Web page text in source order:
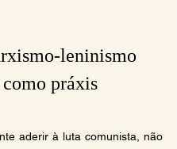
leninismo
como práxis
aderir à luta comunista, não